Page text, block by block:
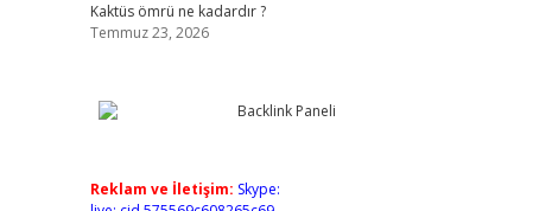
Kaktüs ömrü ne kadardır ?
Temmuz 23, 2026
Reklam ve İletişim: Skype: